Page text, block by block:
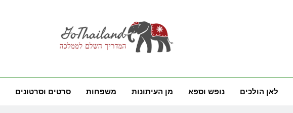
לאן הולכים נופש וספא מן העיתונות משפחות סרטים וסרטונים